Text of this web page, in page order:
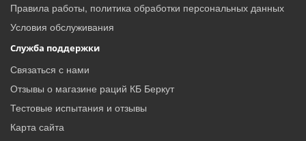
Правила работы, политика обработки персональных данных
Условия обслуживания
Служба поддержки
Связаться с нами
Отзывы о магазине раций КБ Беркут
Тестовые испытания и отзывы
Карта сайта